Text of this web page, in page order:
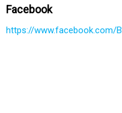
Facebook
https://www.facebook.com/